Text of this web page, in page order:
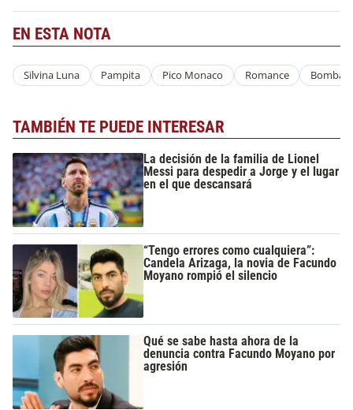
EN ESTA NOTA
Silvina Luna Pampita Pico Monaco Romance Bomba
TAMBIÉN TE PUEDE INTERESAR
La decisión de la familia de Lionel
Messi para despedir a Jorge y el lugar
en el que descansará
“Tengo errores como cualquiera”:
Candela Arizaga, la novia de Facundo
Moyano rompió el silencio
Qué se sabe hasta ahora de la
denuncia contra Facundo Moyano por
agresión